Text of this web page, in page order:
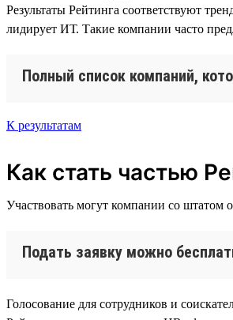
Результаты Рейтинга соответствуют
лидирует ИТ. Такие компании часто
Полный список компаний,
К результатам
Как стать частью
Участвовать могут компании со штатом
Подать заявку можно
Голосование для сотрудников и